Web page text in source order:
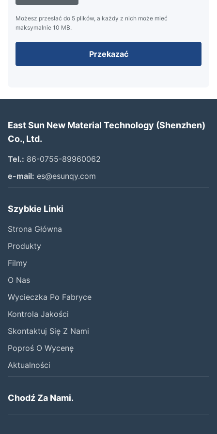
Możesz przesłać do 5 plików, a każdy z nich może mieć
maksymalnie 10 MB.
Przekazać
East Sun New Material Technology (Shenzhen)
Co., Ltd.
Tel.: 86-0755-89960062
e-mail: es@esunqy.com
Szybkie Linki
Strona Główna
Produkty
Filmy
O Nas
Wycieczka Po Fabryce
Kontrola Jakości
Skontaktuj Się Z Nami
Poproś O Wycenę
Aktualności
Chodź Za Nami.